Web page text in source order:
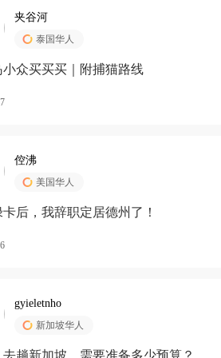
夹谷河
泰国华人
小众买买买｜附捕猫路线
倥沸
美国华人
后，我辞职定居德州了！
gyieletnho
新加坡华人
趟新加坡，需要准备多少预算？